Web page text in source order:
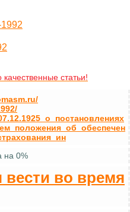
качественные статьи!
на 0%
вести во время